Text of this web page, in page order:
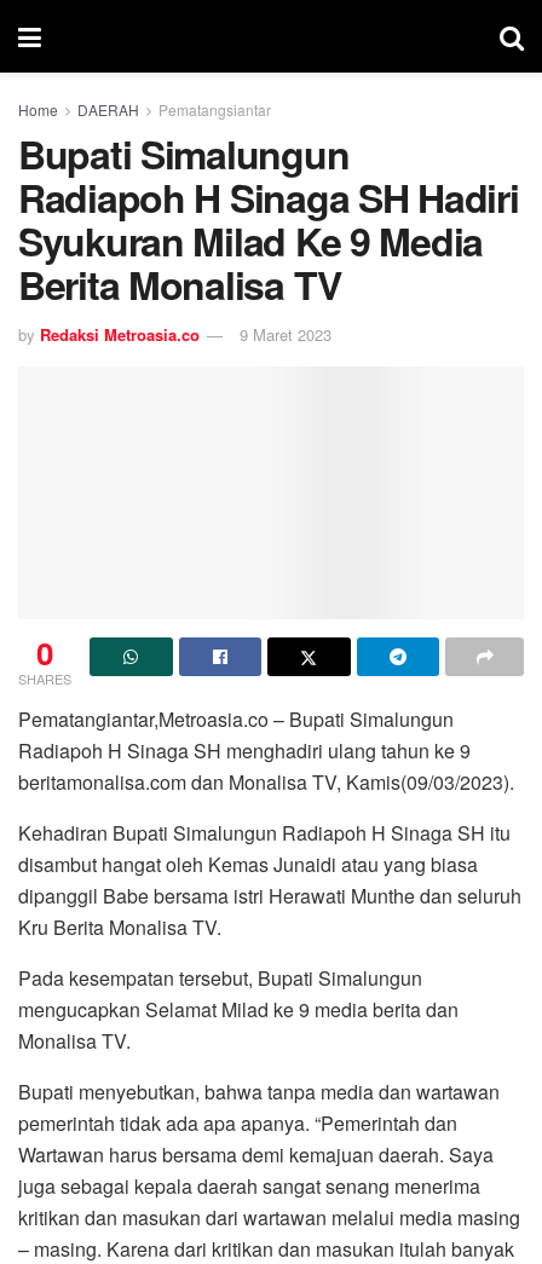
Home DAERAH Pematangsiantar
Bupati Simalungun
Radiapoh H Sinaga SH Hadiri
Syukuran Milad Ke 9 Media
Berita Monalisa TV
by Redaksi Metroasia.co 9 Maret 2023
0
SHARES
Pematangiantar,Metroasia.co – Bupati Simalungun
Radiapoh H Sinaga SH menghadiri ulang tahun ke 9
beritamonalisa.com dan Monalisa TV, Kamis(09/03/2023).
Kehadiran Bupati Simalungun Radiapoh H Sinaga SH itu
disambut hangat oleh Kemas Junaidi atau yang biasa
dipanggil Babe bersama istri Herawati Munthe dan seluruh
Kru Berita Monalisa TV.
Pada kesempatan tersebut, Bupati Simalungun
mengucapkan Selamat Milad ke 9 media berita dan
Monalisa TV.
Bupati menyebutkan, bahwa tanpa media dan wartawan
pemerintah tidak ada apa apanya. “Pemerintah dan
Wartawan harus bersama demi kemajuan daerah. Saya
juga sebagai kepala daerah sangat senang menerima
kritikan dan masukan dari wartawan melalui media masing
– masing. Karena dari kritikan dan masukan itulah banyak